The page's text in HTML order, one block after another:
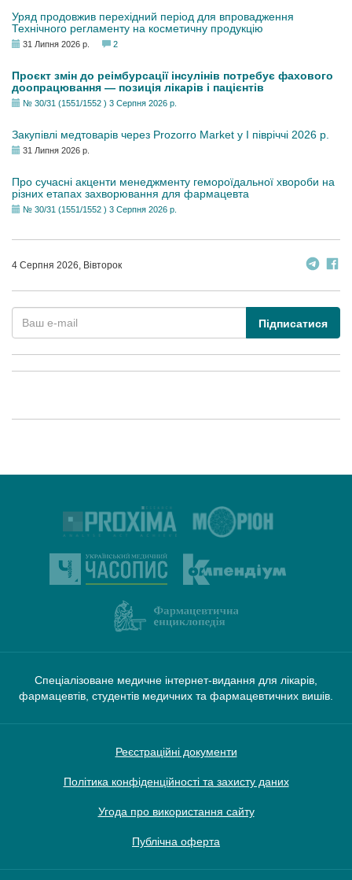
Уряд продовжив перехідний період для впровадження
Технічного регламенту на косметичну продукцію
31 Липня 2026 р. 2
Проєкт змін до реімбурсації інсулінів потребує фахового
доопрацювання — позиція лікарів і пацієнтів
№ 30/31 (1551/1552 ) 3 Серпня 2026 р.
Закупівлі медтоварів через Prozorro Market у I півріччі 2026 р.
31 Липня 2026 р.
Про сучасні акценти менеджменту гемороїдальної хвороби на
різних етапах захворювання для фармацевта
№ 30/31 (1551/1552 ) 3 Серпня 2026 р.
4 Серпня 2026, Вівторок
Підписатися
Спеціалізоване медичне інтернет-видання для лікарів,
фармацевтів, студентів медичних та фармацевтичних вишів.
Реєстраційні документи
Політика конфіденційності та захисту даних
Угода про використання сайту
Публічна оферта